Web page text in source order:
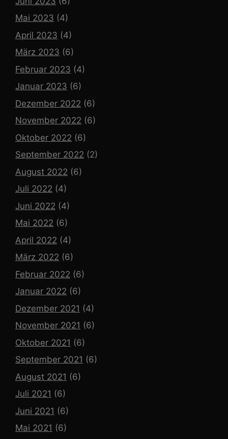
Mai 2023 (4)
April 2023 (4)
März 2023 (6)
Februar 2023 (4)
Januar 2023 (6)
Dezember 2022 (6)
November 2022 (6)
Oktober 2022 (6)
September 2022 (2)
August 2022 (6)
Juli 2022 (4)
Juni 2022 (4)
Mai 2022 (6)
April 2022 (4)
März 2022 (6)
Februar 2022 (6)
Januar 2022 (6)
Dezember 2021 (4)
November 2021 (6)
Oktober 2021 (6)
September 2021 (6)
August 2021 (6)
Juli 2021 (6)
Juni 2021 (6)
Mai 2021 (6)